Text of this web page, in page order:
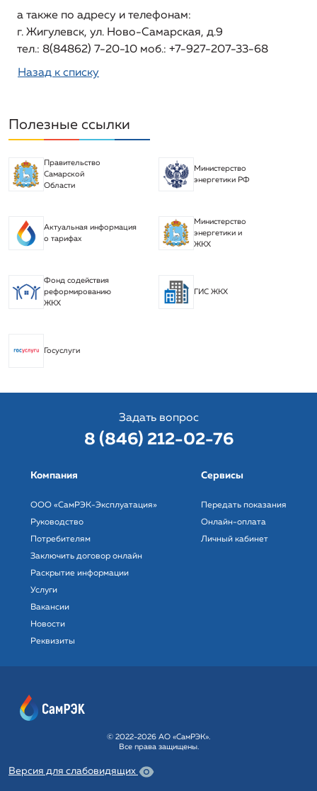
а также по адресу и телефонам:
г. Жигулевск, ул. Ново-Самарская, д.9
тел.: 8(84862) 7-20-10 моб.: +7-927-207-33-68
Назад к списку
Полезные ссылки
Правительство
Самарской
Области
Министерство
энергетики РФ
Актуальная информация
о тарифах
Министерство
энергетики и
ЖКХ
Фонд содействия
реформированию
ЖКХ
ГИС ЖКХ
Госуслуги
Задать вопрос
8 (846) 212-02-76
Компания
ООО «СамРЭК-Эксплуатация»
Руководство
Потребителям
Заключить договор онлайн
Раскрытие информации
Услуги
Вакансии
Новости
Реквизиты
Сервисы
Передать показания
Онлайн-оплата
Личный кабинет
© 2022-2026 АО «СамРЭК».
Все права защищены.
Версия для слабовидящих